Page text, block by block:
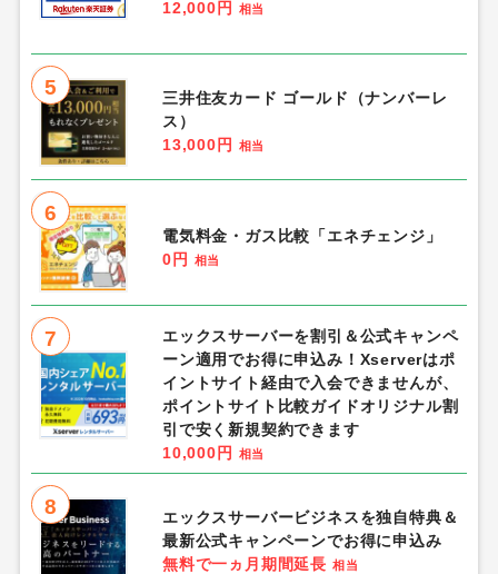
12,000円
相当
5
三井住友カード ゴールド（ナンバーレ
ス）
13,000円
相当
6
電気料金・ガス比較「エネチェンジ」
0円
相当
7
エックスサーバーを割引＆公式キャンペ
ーン適用でお得に申込み！Xserverはポ
イントサイト経由で入会できませんが、
ポイントサイト比較ガイドオリジナル割
引で安く新規契約できます
10,000円
相当
8
エックスサーバービジネスを独自特典＆
最新公式キャンペーンでお得に申込み
無料で一ヵ月期間延長 相当